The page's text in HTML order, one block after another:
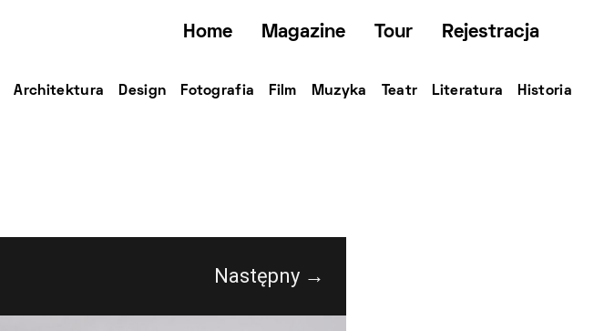
Home Magazine Tour Rejestracja
Architektura Design Fotografia Film Muzyka Teatr Literatura Historia
Następny →